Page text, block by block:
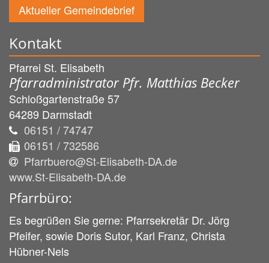
Aktueller Gemeindebrief
Kontakt
Pfarrei St. Elisabeth
Pfarradministrator Pfr. Matthias Becker
Schloßgartenstraße 57
64289 Darmstadt
06151 / 74747
06151 / 732586
Pfarrbuero@St-Elisabeth-DA.de
www.St-Elisabeth-DA.de
Pfarrbüro:
Es begrüßen Sie gerne: Pfarrsekretär Dr. Jörg
Pfeifer, sowie Doris Sutor, Karl Franz, Christa
Hübner-Nels